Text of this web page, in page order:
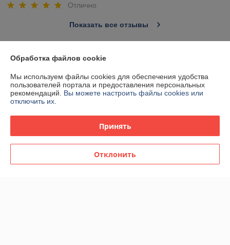
Отлично
Показать все отзывы
О нас
Контакты
Обработка файлов cookie
Мы используем файлы cookies для обеспечения удобства
пользователей портала и предоставления персональных
рекомендаций. Вы можете настроить файлы cookies или
отключить их.
Принять
Отклонить